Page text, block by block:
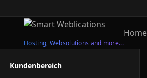
Hosting, Websolutions and more...
Home
Kundenbereich